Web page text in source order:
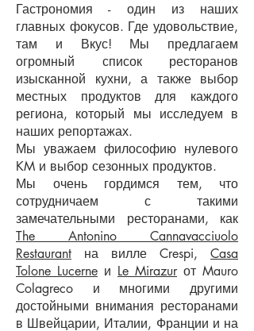
Гастрономия - один из наших
главных фокусов. Где удовольствие,
там и Вкус! Мы предлагаем
огромный список ресторанов
изысканной кухни, а также выбор
местных продуктов для каждого
региона, который мы исследуем в
наших репортажах.
Мы уважаем философию нулевого
KM и выбор сезонных продуктов.
Мы очень гордимся тем, что
сотрудничаем с такими
замечательными ресторанами, как
The Antonino Cannavacciuolo
Restaurant на вилле Crespi, Casa
Tolone Lucerne и Le Mirazur от Mauro
Colagreco и многими другими
достойными внимания ресторанами
в Швейцарии, Италии, Франции и на